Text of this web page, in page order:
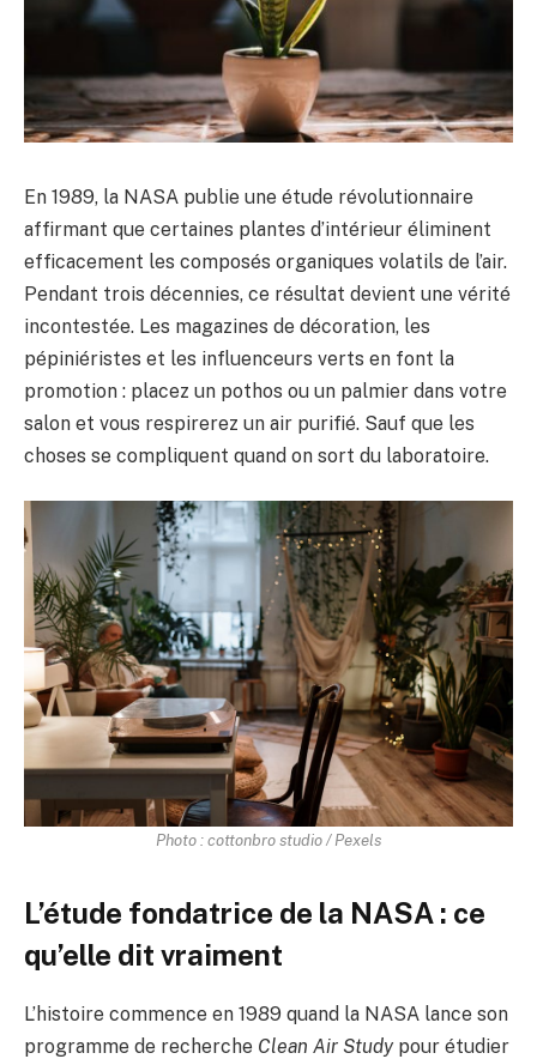
En 1989, la NASA publie une étude révolutionnaire
affirmant que certaines plantes d’intérieur éliminent
efficacement les composés organiques volatils de l’air.
Pendant trois décennies, ce résultat devient une vérité
incontestée. Les magazines de décoration, les
pépiniéristes et les influenceurs verts en font la
promotion : placez un pothos ou un palmier dans votre
salon et vous respirerez un air purifié. Sauf que les
choses se compliquent quand on sort du laboratoire.
Photo : cottonbro studio / Pexels
L’étude fondatrice de la NASA : ce
qu’elle dit vraiment
L’histoire commence en 1989 quand la NASA lance son
programme de recherche Clean Air Studypour étudier